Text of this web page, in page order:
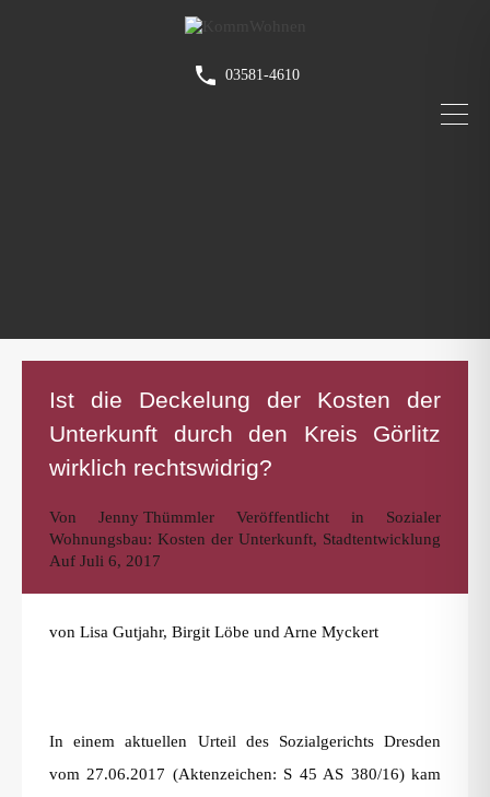
03581-4610
Ist die Deckelung der Kosten der
Unterkunft durch den Kreis Görlitz
wirklich rechtswidrig?
Von Jenny Thümmler Veröffentlicht in Sozialer
Wohnungsbau: Kosten der Unterkunft, Stadtentwicklung
Auf Juli 6, 2017
von Lisa Gutjahr, Birgit Löbe und Arne Myckert
In einem aktuellen Urteil des Sozialgerichts Dresden
vom 27.06.2017 (Aktenzeichen: S 45 AS 380/16) kam